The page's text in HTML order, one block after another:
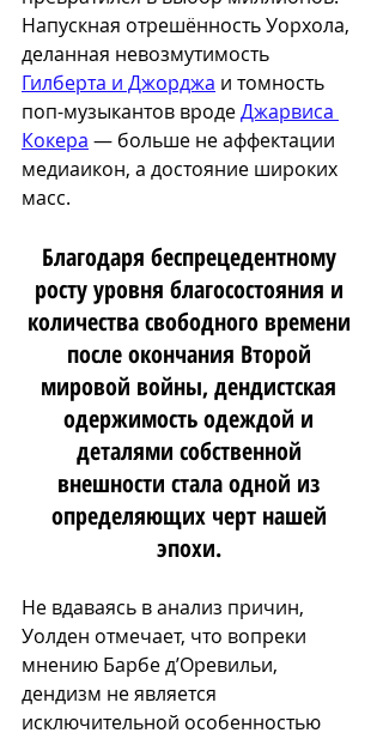
Напускная отрешённость Уорхола,
деланная невозмутимость
Гилберта и Джорджа и томность
поп-музыкантов вроде Джарвиса
Кокера — больше не аффектации
медиаикон, а достояние широких
масс.
Благодаря беспрецедентному
росту уровня благосостояния и
количества свободного времени
после окончания Второй
мировой войны, дендистская
одержимость одеждой и
деталями собственной
внешности стала одной из
определяющих черт нашей
эпохи.
Не вдаваясь в анализ причин,
Уолден отмечает, что вопреки
мнению Барбе д’Оревильи,
дендизм не является
исключительной особенностью